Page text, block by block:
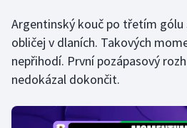
Golf
Gymnastika
Argentinský kouč po třetím gólu
obličej v dlaních. Takových
nepřihodí. První pozápasový
nedokázal dokončit.